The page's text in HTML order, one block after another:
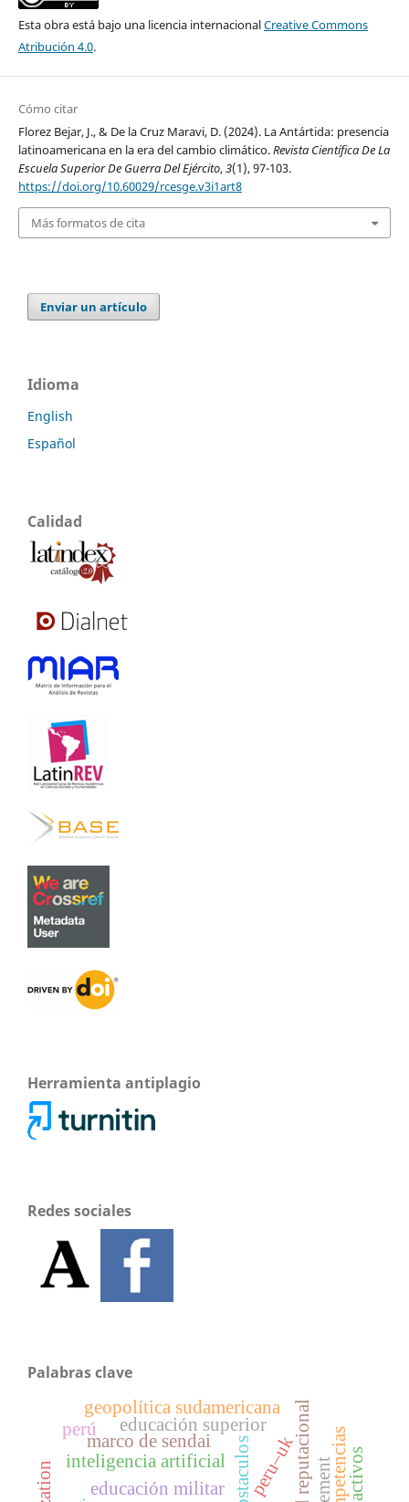
Esta obra está bajo una licencia internacionalCreative Commons
Atribución 4.0.
Cómo citar
Florez Bejar, J., & De la Cruz Maravi, D. (2024). La Antártida: presencia
latinoamericana en la era del cambio climático.Revista Científica De La
Escuela Superior De Guerra Del Ejército,3(1), 97-103.
https://doi.org/10.60029/rcesge.v3i1art8
Más formatos de cita
Enviar un artículo
Idioma
English
Español
Calidad
Herramienta antiplagio
Redes sociales
Palabras clave
inteligencia artificial obstaculosperu–uk
educación militar
educación superior
geopolítica sudamericana
competencias
marco de sendai
perú